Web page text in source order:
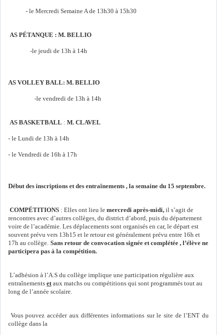
- le Mercredi Semaine A de 13h30 à 15h30
AS PÉTANQUE : M. BELLIO
-le jeudi de 13h à 14h
AS VOLLEY BALL: M. BELLIO
-le vendredi de 13h à 14h
AS BASKETBALL : M. CLAVEL
- le Lundi de 13h à 14h
- le Vendredi de 16h à 17h
Début des inscriptions et des entraînements , la semaine du 15 septembre.
COMPÉTITIONS : Elles ont lieu le mercredi après-midi, il s’agit de
rencontres avec d’autres collèges, du district d’abord, puis du département
voire de l’académie. Les déplacements sont organisés en car, le départ est
souvent prévu vers 13h15 et le retour est généralement prévu entre 16h et
17h au collège. Sans retour de convocation signée et complétée , l’élève ne
participera pas à la compétition.
L’adhésion à l’A.S du collège implique une participation régulière aux
entraînements et aux matchs ou compétitions qui sont programmés tout au
long de l’année scolaire.
Vous pouvez accéder aux différentes informations sur le site de l’ENT du
collège dans la